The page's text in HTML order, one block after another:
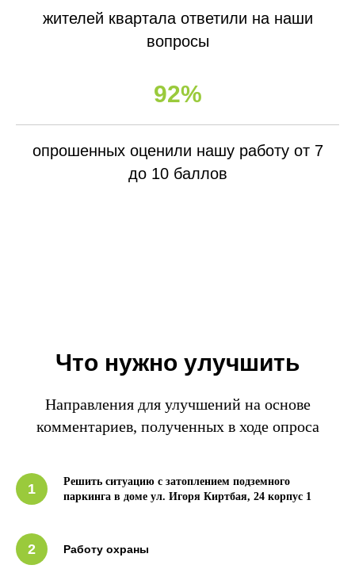
жителей квартала ответили на наши
вопросы
92%
опрошенных оценили нашу работу от 7
до 10 баллов
Что нужно улучшить
Направления для улучшений на основе
комментариев, полученных в ходе опроса
1
Решить ситуацию с затоплением подземного
паркинга в доме ул. Игоря Киртбая, 24 корпус 1
2 Работу охраны